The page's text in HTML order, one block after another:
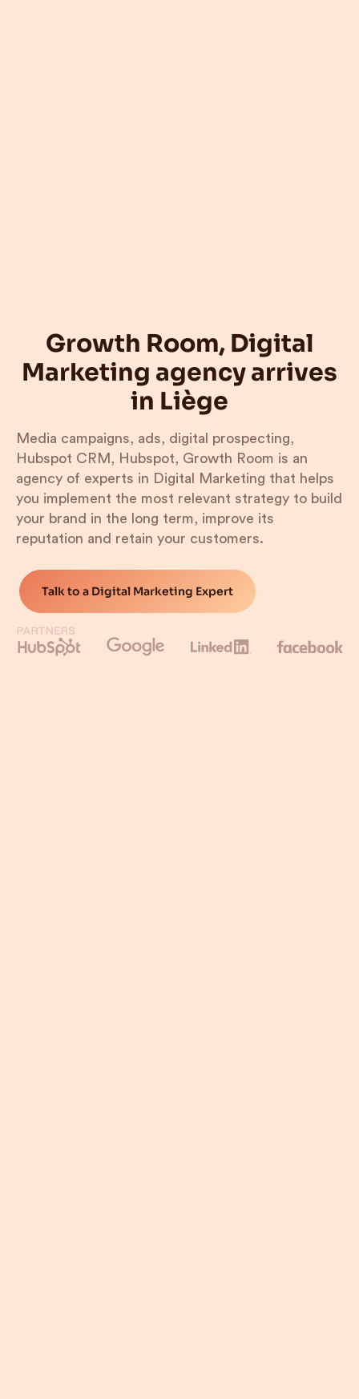
Growth Room, Digital
Marketing agency arrives
in Liège
Media campaigns, ads, digital prospecting,
Hubspot CRM, Hubspot, Growth Room is an
agency of experts in Digital Marketing that helps
you implement the most relevant strategy to build
your brand in the long term, improve its
reputation and retain your customers.
Talk to a Digital Marketing Expert